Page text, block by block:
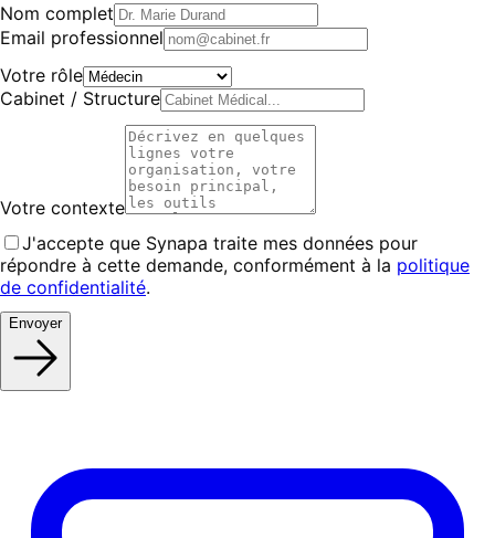
Nom complet
Email professionnel
Votre rôle
Cabinet / Structure
Votre contexte
J'accepte que Synapa traite mes données pour
répondre à cette demande, conformément à la politique
de confidentialité.
Envoyer